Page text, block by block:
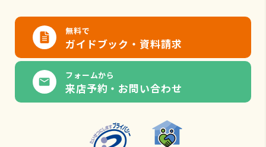
無料で
ガイドブック・資料請求
フォームから
来店予約・お問い合わせ